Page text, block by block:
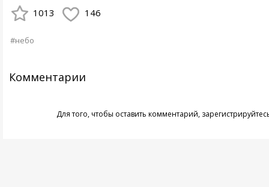
1013 146
#небо
Комментарии
Для того, чтобы оставить комментарий,